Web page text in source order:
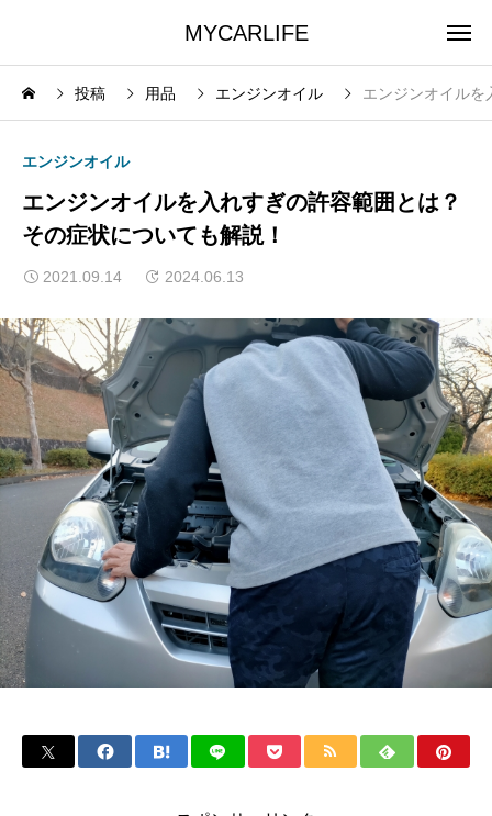
MYCARLIFE
投稿 用品 エンジンオイル エンジンオイルを
エンジンオイル
エンジンオイルを入れすぎの許容範囲とは？
その症状についても解説！
2021.09.14 2024.06.13